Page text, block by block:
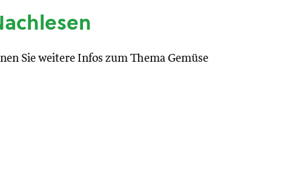
Sie weitere Infos zum Thema Gemüse